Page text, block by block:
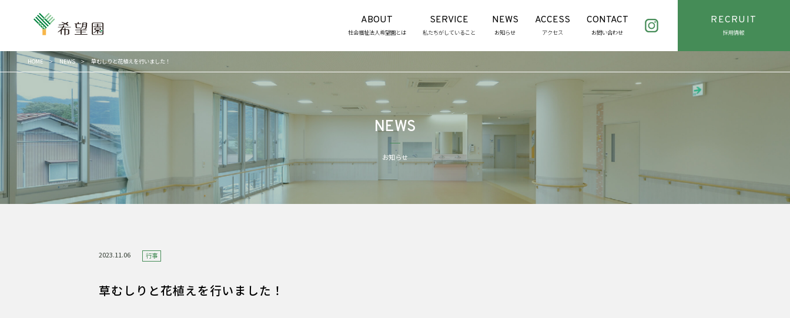
ABOUT
社会福祉法人希望園とは
SERVICE
私たちがしていること
NEWS
お知らせ
ACCESS
アクセス
CONTACT
お問い合わせ
RECRUIT
採用情報
HOME NEWS 草むしりと花植えを行いました！
NEWS
お知らせ
2023.11.06 行事
草むしりと花植えを行いました！